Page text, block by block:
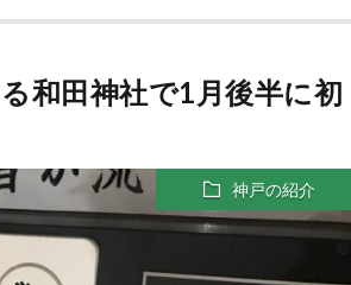
和田神社で1月後半に初
神戸の紹介